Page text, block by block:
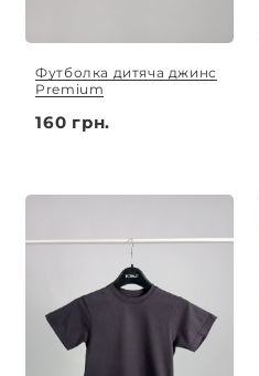
Футболка дитяча джинс
Premium
160 грн.